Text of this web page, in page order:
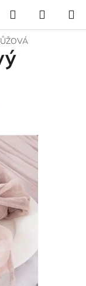
Hledat
KOŠÍK